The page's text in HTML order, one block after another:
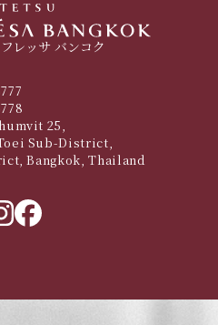
レッサ バンコク
25,
Sub-District,
Bangkok, Thailand